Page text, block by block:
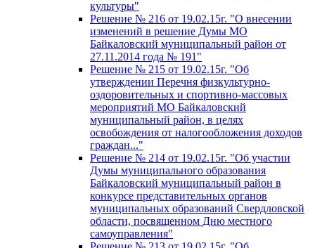
культуры"
Решение № 216 от 19.02.15г. "О внесении
изменений в решение Думы МО
Байкаловский муниципальный район от
27.11.2014 года № 191"
Решение № 215 от 19.02.15г. "Об
утверждении Перечня физкультурно-
оздоровительных и спортивно-массовых
мероприятий МО Байкаловский
муниципальный район, в целях
освобождения от налогообложения доходов
граждан..."
Решение № 214 от 19.02.15г. "Об участии
Думы муниципального образования
Байкаловский муниципальный район в
конкурсе представительных органов
муниципальных образований Свердловской
области, посвященном Дню местного
самоуправления"